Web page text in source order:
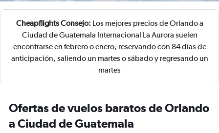
Cheapflights Consejo: Los mejores precios de Orlando a
Ciudad de Guatemala Internacional La Aurora suelen
encontrarse en febrero o enero, reservando con 84 días de
anticipación, saliendo un martes o sábado y regresando un
martes
Ofertas de vuelos baratos de Orlando
a Ciudad de Guatemala